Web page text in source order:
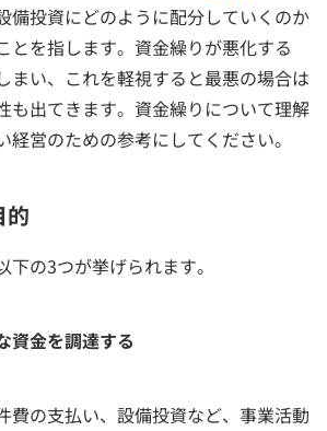
備投資にどのように配分していくのか
とを指します。資金繰りが悪化する
まい、これを軽視すると最悪の場合は
も出てきます。資金繰りについて理解
経営のための参考にしてください。
的
の3つが挙げられます。
資金を調達する
費の支払い、設備投資など、事業活動